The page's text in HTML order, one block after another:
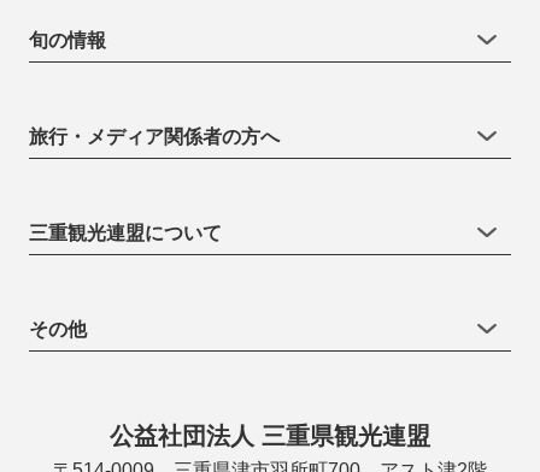
旬の情報
旅行・メディア関係者の方へ
三重観光連盟について
その他
公益社団法人 三重県観光連盟